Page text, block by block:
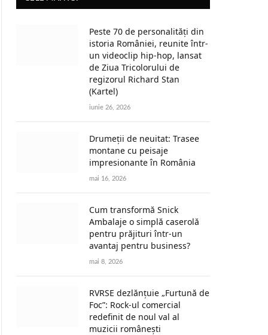
Peste 70 de personalități din
istoria României, reunite într-
un videoclip hip-hop, lansat
de Ziua Tricolorului de
regizorul Richard Stan
(Kartel)
iunie 26, 2026
Drumeții de neuitat: Trasee
montane cu peisaje
impresionante în România
mai 16, 2026
Cum transformă Snick
Ambalaje o simplă caserolă
pentru prăjituri într-un
avantaj pentru business?
mai 8, 2026
RVRSE dezlănțuie „Furtună de
Foc”: Rock-ul comercial
redefinit de noul val al
muzicii românești